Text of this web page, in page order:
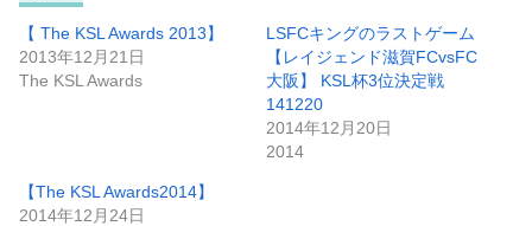
【 The KSL Awards 2013】
2013年12月21日
The KSL Awards
LSFCキングのラストゲーム
【レイジェンド滋賀FCvsFC
大阪】 KSL杯3位決定戦
141220
2014年12月20日
2014
【The KSL Awards2014】
2014年12月24日